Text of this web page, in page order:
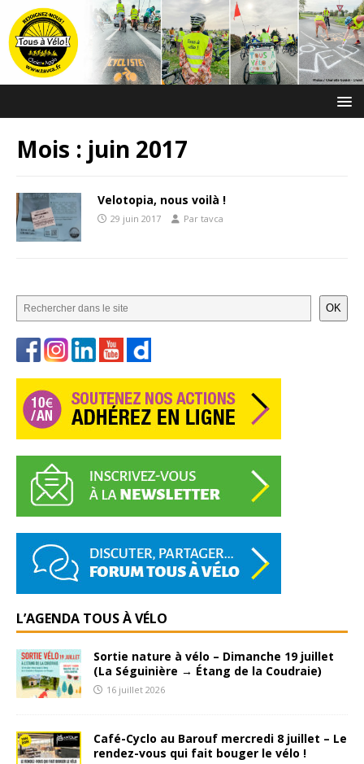
Mois : juin 2017
Velotopia, nous voilà !
29 juin 2017 Par tavca
OK
L’AGENDA TOUS À VÉLO
Sortie nature à vélo – Dimanche 19 juillet
(La Séguinière → Étang de la Coudraie)
16 juillet 2026
Café-Cyclo au Barouf mercredi 8 juillet – Le
rendez-vous qui fait bouger le vélo !